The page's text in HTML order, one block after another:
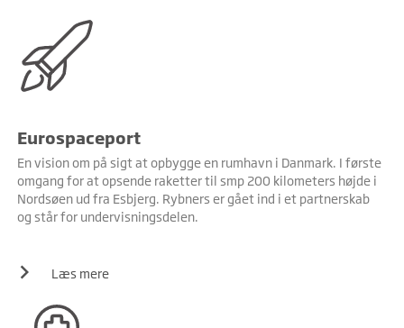
Eurospaceport
En vision om på sigt at opbygge en rumhavn i Danmark. I første
omgang for at opsende raketter til smp 200 kilometers højde i
Nordsøen ud fra Esbjerg. Rybners er gået ind i et partnerskab
og står for undervisningsdelen.
Læs mere